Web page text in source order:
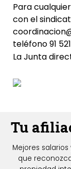
Para
con el
teléfono 91
La Junta
Tu
Mejores
que